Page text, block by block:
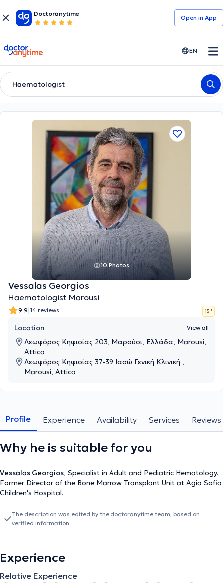
Doctoranytime
Open in Αpp
doctoranytime EN
Haematologist
10 Photos
Vessalas Georgios
Haematologist Marousi
9.9|14 reviews 15 '
Location View all
Λεωφόρος Κηφισίας 203, Μαρούσι, Ελλάδα, Marousi,
Attica
Λεωφόρος Κηφισίας 37-39 Ιασώ Γενική Κλινική ,
Marousi, Attica
Profile Experience Availability Services Reviews
Why he is suitable for you
Vessalas Georgios, Specialist in Adult and Pediatric Hematology.
Former Director of the Bone Marrow Transplant Unit at Agia Sofia
Children's Hospital.
The description was edited by the doctoranytime team, based on
verified information.
Experience
Relative Experience